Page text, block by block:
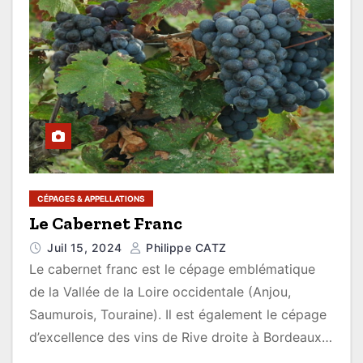
CÉPAGES & APPELLATIONS
Le Cabernet Franc
Juil 15, 2024 Philippe CATZ
Le cabernet franc est le cépage emblématique
de la Vallée de la Loire occidentale (Anjou,
Saumurois, Touraine). Il est également le cépage
d’excellence des vins de Rive droite à Bordeaux…